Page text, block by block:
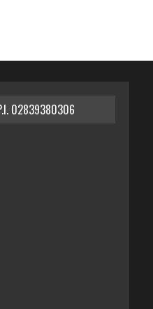
02839380306